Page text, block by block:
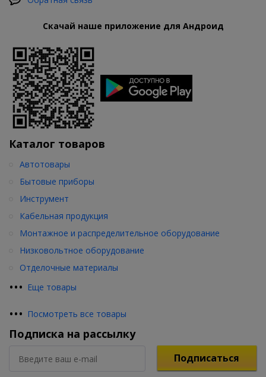
Скачай наше приложение для Андроид
Каталог товаров
••• Еще товары
Автотовары
Бытовые приборы
Инструмент
Кабельная продукция
Монтажное и распределительное оборудование
Низковольтное оборудование
Отделочные материалы
••• Посмотреть все товары
Подписка на рассылку
Подписаться